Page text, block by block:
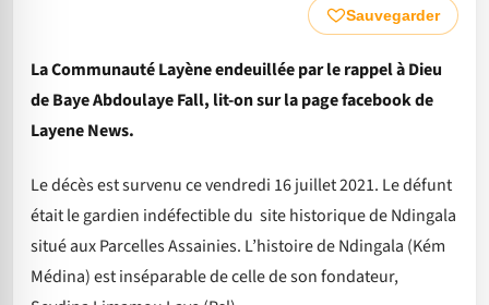
Sauvegarder
La Communauté Layène endeuillée par le rappel à Dieu
de Baye Abdoulaye Fall, lit-on sur la page facebook de
Layene News.
Le décès est survenu ce vendredi 16 juillet 2021. Le défunt
était le gardien indéfectible du site historique de Ndingala
situé aux Parcelles Assainies. L’histoire de Ndingala (Kém
Médina) est inséparable de celle de son fondateur,